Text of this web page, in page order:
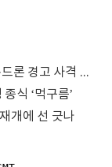
이란 매체 "이란 해군, 美 구축함에 미사일·드론 경고 사격 실시"
식 ‘먹구름’
개에 선 긋나